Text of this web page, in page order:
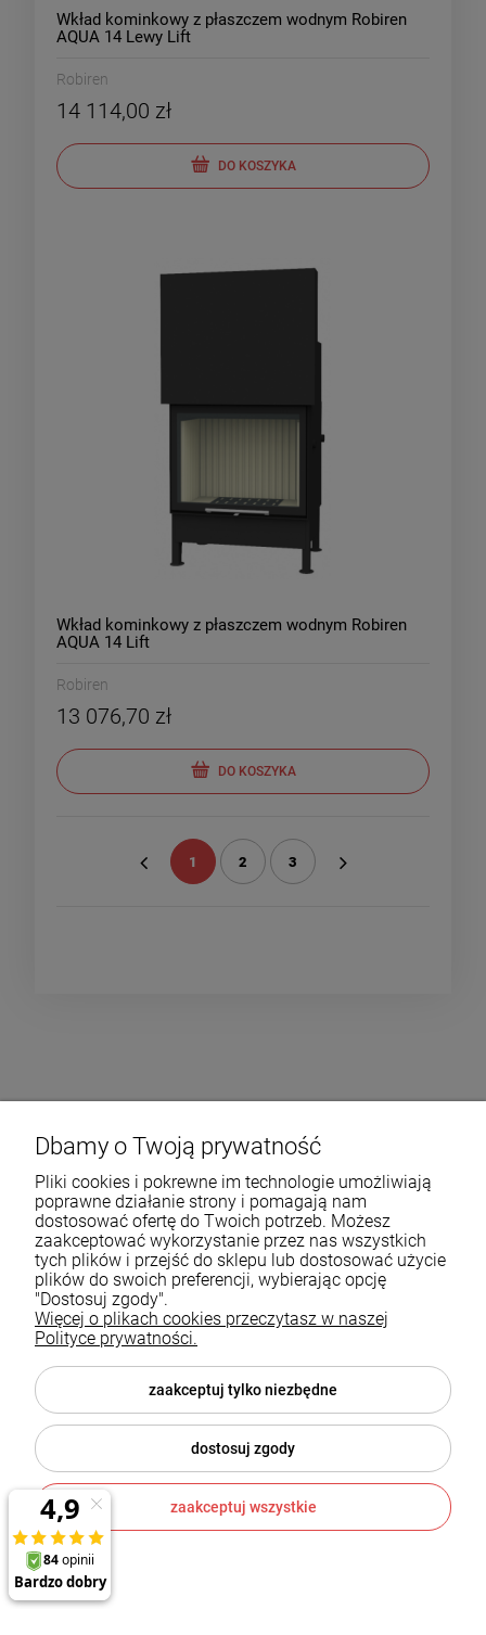
Wkład kominkowy z płaszczem wodnym Robiren
AQUA 14 Lewy Lift
Robiren
14 114,00 zł
DO KOSZYKA
Wkład kominkowy z płaszczem wodnym Robiren
AQUA 14 Lift
Robiren
13 076,70 zł
DO KOSZYKA
1 2 3
PHU GALERIA CIEPŁA KOMINKI I KOMINY DOMINIK WANAT
ul. Zagnańska 186a
25-563 Kielce
601954074
biuro@ikominki.pl
Dbamy o Twoją prywatność
Pliki cookies i pokrewne im technologie umożliwiają
poprawne działanie strony i pomagają nam
dostosować ofertę do Twoich potrzeb. Możesz
zaakceptować wykorzystanie przez nas wszystkich
tych plików i przejść do sklepu lub dostosować użycie
plików do swoich preferencji, wybierając opcję
"Dostosuj zgody".
Więcej o plikach cookies przeczytasz w naszej
Polityce prywatności.
zaakceptuj tylko niezbędne
dostosuj zgody
zaakceptuj wszystkie